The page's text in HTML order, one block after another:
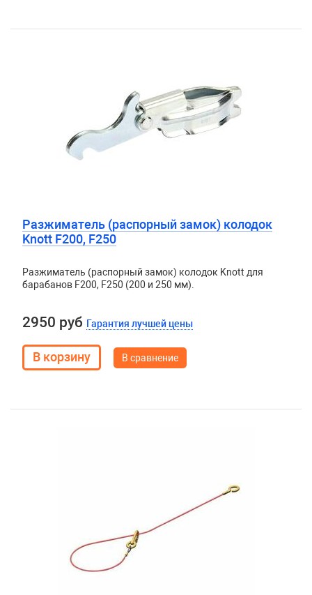
Разжиматель (распорный замок) колодок
Knott F200, F250
Разжиматель (распорный замок) колодок Knott для
барабанов F200, F250 (200 и 250 мм).
2950 руб Гарантия лучшей цены
В сравнение